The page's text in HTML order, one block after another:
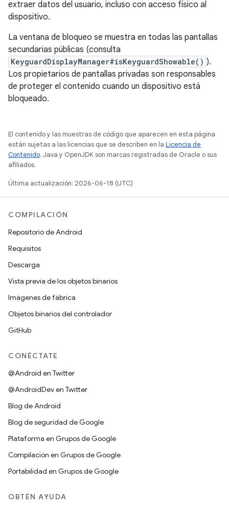
extraer datos del usuario, incluso con acceso físico al
dispositivo.
La ventana de bloqueo se muestra en todas las pantallas
secundarias públicas (consulta
KeyguardDisplayManager#isKeyguardShowable() ).
Los propietarios de pantallas privadas son responsables
de proteger el contenido cuando un dispositivo está
bloqueado.
El contenido y las muestras de código que aparecen en esta página
están sujetas a las licencias que se describen en la Licencia de
Contenido. Java y OpenJDK son marcas registradas de Oracle o sus
afiliados.
Última actualización: 2026-06-18 (UTC)
COMPILACIÓN
Repositorio de Android
Requisitos
Descarga
Vista previa de los objetos binarios
Imágenes de fábrica
Objetos binarios del controlador
GitHub
CONÉCTATE
@Android en Twitter
@AndroidDev en Twitter
Blog de Android
Blog de seguridad de Google
Plataforma en Grupos de Google
Compilación en Grupos de Google
Portabilidad en Grupos de Google
OBTÉN AYUDA